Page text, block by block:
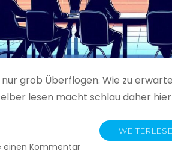
grob Überflogen. Wie zu
lesen macht schlau daher
einen Kommentarzu